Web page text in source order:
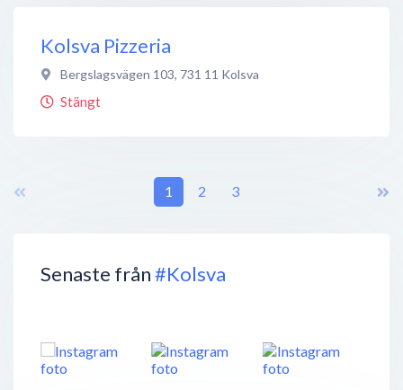
Senaste från#Kolsva
Kolsva Pizzeria
Bergslagsvägen 103, 731 11 Kolsva
Stängt
1 2 3